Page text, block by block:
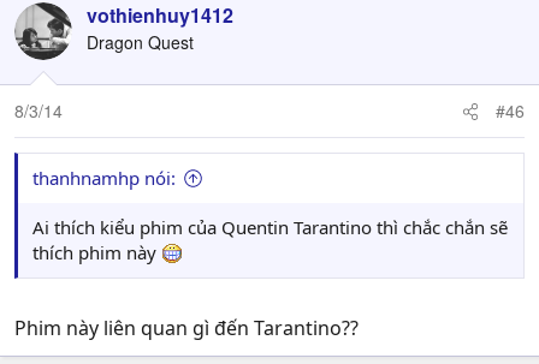
vothienhuy1412
Dragon Quest
8/3/14 #46
thanhnamhp nói:
Ai thích kiểu phim của Quentin Tarantino thì chắc chắn sẽ
thích phim này
Phim này liên quan gì đến Tarantino??